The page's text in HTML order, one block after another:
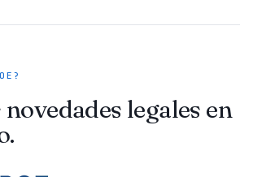
legales en